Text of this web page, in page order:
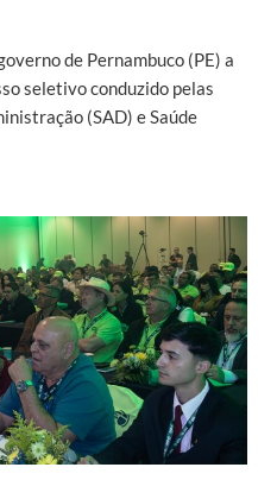
de Pernambuco (PE) a
seletivo conduzido pelas
(SAD) e Saúde